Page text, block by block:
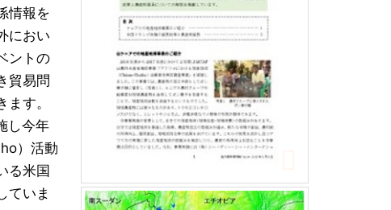
情報を
におい
ントの
貿易問
す。
し今年
）活動
る米国
ていま